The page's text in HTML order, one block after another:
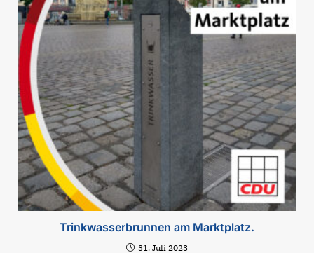
Trinkwasserbrunnen am Marktplatz.
31. Juli 2023